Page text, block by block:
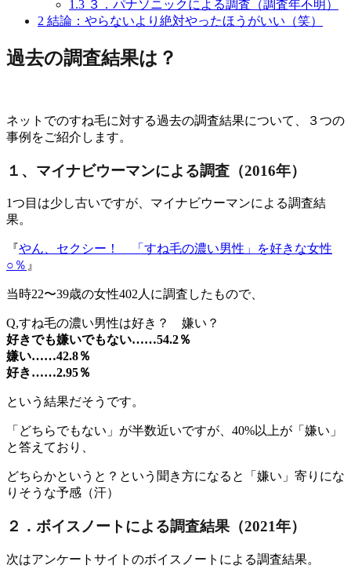
1.3 ３．パナソニックによる調査（調査年不明）
2 結論：やらないより絶対やったほうがいい（笑）
過去の調査結果は？
ネットでのすね毛に対する過去の調査結果について、３つの
事例をご紹介します。
１、マイナビウーマンによる調査（2016年）
1つ目は少し古いですが、マイナビウーマンによる調査結
果。
『やん、セクシー！ 「すね毛の濃い男性」を好きな女性
○％ 』
当時22〜39歳の女性402人に調査したもので、
Q,すね毛の濃い男性は好き？ 嫌い？
好きでも嫌いでもない……54.2％
嫌い……42.8％
好き……2.95％
という結果だそうです。
「どちらでもない」が半数近いですが、40%以上が「嫌い」
と答えており、
どちらかというと？という聞き方になると「嫌い」寄りにな
りそうな予感（汗）
２．ボイスノートによる調査結果（2021年）
次はアンケートサイトのボイスノートによる調査結果。